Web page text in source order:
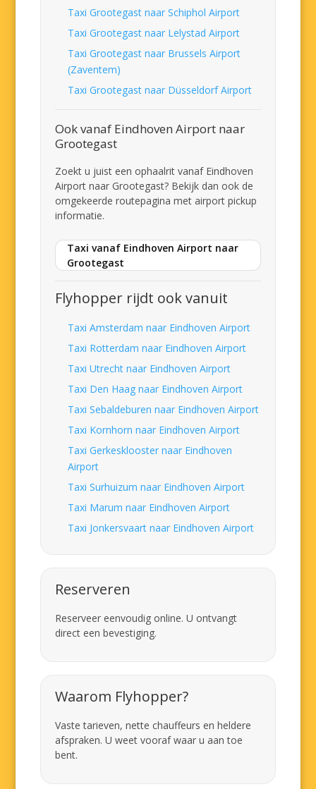
Taxi Grootegast naar Schiphol Airport
Taxi Grootegast naar Lelystad Airport
Taxi Grootegast naar Brussels Airport
(Zaventem)
Taxi Grootegast naar Düsseldorf Airport
Ook vanaf Eindhoven Airport naar
Grootegast
Zoekt u juist een ophaalrit vanaf Eindhoven
Airport naar Grootegast? Bekijk dan ook de
omgekeerde routepagina met airport pickup
informatie.
Taxi vanaf Eindhoven Airport naar
Grootegast
Flyhopper rijdt ook vanuit
Taxi Amsterdam naar Eindhoven Airport
Taxi Rotterdam naar Eindhoven Airport
Taxi Utrecht naar Eindhoven Airport
Taxi Den Haag naar Eindhoven Airport
Taxi Sebaldeburen naar Eindhoven Airport
Taxi Kornhorn naar Eindhoven Airport
Taxi Gerkesklooster naar Eindhoven
Airport
Taxi Surhuizum naar Eindhoven Airport
Taxi Marum naar Eindhoven Airport
Taxi Jonkersvaart naar Eindhoven Airport
Reserveren
Reserveer eenvoudig online. U ontvangt
direct een bevestiging.
Waarom Flyhopper?
Vaste tarieven, nette chauffeurs en heldere
afspraken. U weet vooraf waar u aan toe
bent.